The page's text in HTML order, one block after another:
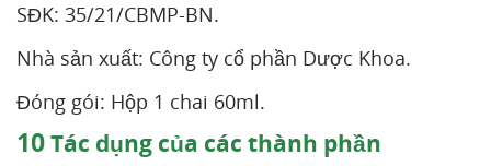
SĐK: 35/21/CBMP-BN.
Nhà sản xuất: Công ty cổ phần Dược Khoa.
Đóng gói: Hộp 1 chai 60ml.
10Tác dụng của các thành phần